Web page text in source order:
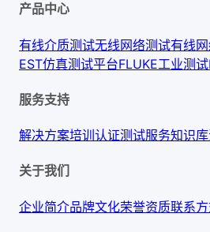
产品中心
有线介质测试无线网络测试有线
EST仿真测试平台FLUKE工业测试
服务支持
解决方案培训认证测试服务知识库
关于我们
企业简介品牌文化荣誉资质联系